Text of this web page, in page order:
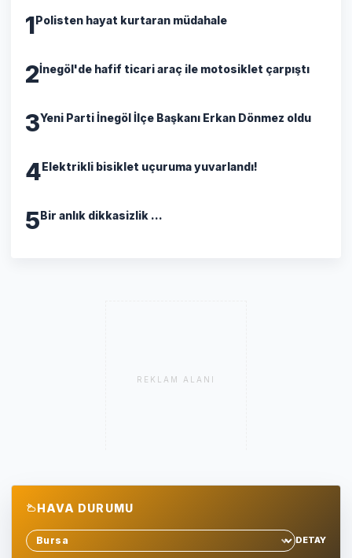
1Polisten hayat kurtaran müdahale
2İnegöl'de hafif ticari araç ile motosiklet çarpıştı
3Yeni Parti İnegöl İlçe Başkanı Erkan Dönmez oldu
4Elektrikli bisiklet uçuruma yuvarlandı!
5Bir anlık dikkasizlik ...
REKLAM ALANI
HAVA DURUMU
Sehir sec
DETAY